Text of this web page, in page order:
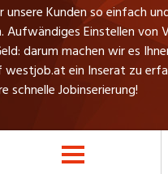
unsere Kunden so einfach
Aufwändiges Einstellen von
darum machen wir es
ein Inserat zu
schnelle Jobinserierung!